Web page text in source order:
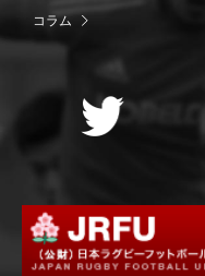
コラム